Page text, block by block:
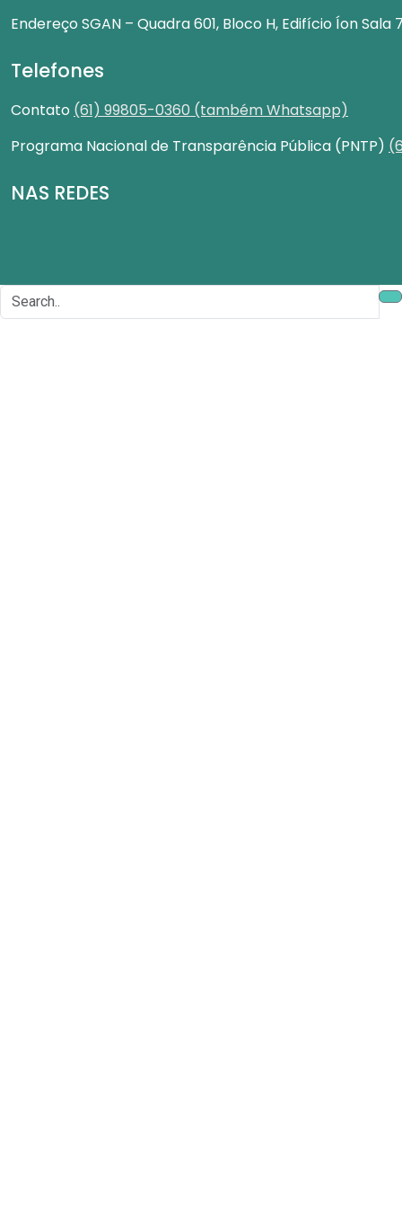
Endereço SGAN – Quadra 601, Bloco H, Edifício Íon
Telefones
Contato (61) 99805-0360 (também Whatsapp)
Programa Nacional de Transparência Pública (PNTP)
NAS REDES